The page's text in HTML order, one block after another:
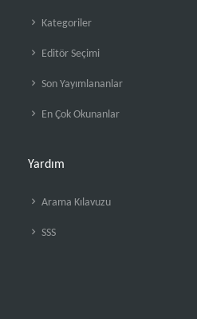
Kategoriler
Editör Seçimi
Son Yayımlananlar
En Çok Okunanlar
Yardım
Arama Kılavuzu
SSS